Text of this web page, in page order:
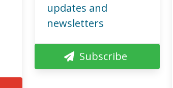
updates and
newsletters
Subscribe